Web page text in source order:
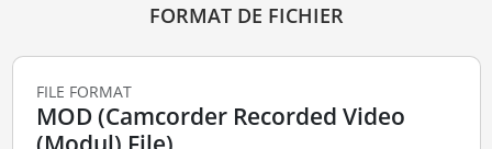
FORMAT DE FICHIER
FILE FORMAT
MOD (Camcorder Recorded Video